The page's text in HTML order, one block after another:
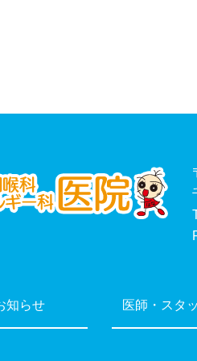
知らせ 医師・スタ